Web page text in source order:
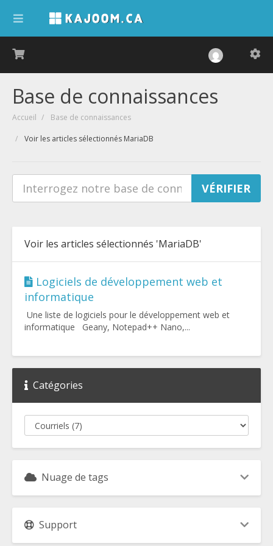
Base de connaissances
Accueil Base de connaissances
Voir les articles sélectionnés MariaDB
Voir les articles sélectionnés 'MariaDB'
Logiciels de développement web et
informatique
Une liste de logiciels pour le développement web et
informatique Geany, Notepad++ Nano,...
Catégories
Nuage de tags
Support